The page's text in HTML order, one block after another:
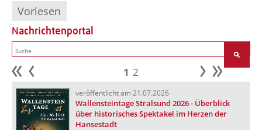
Vorlesen
Nachrichtenportal
Anfang 1 2 weiter
veröffentlicht am 21.07.2026
Wallensteintage Stralsund 2026 - Überblick
über historisches Spektakel im Herzen der
Hansestadt